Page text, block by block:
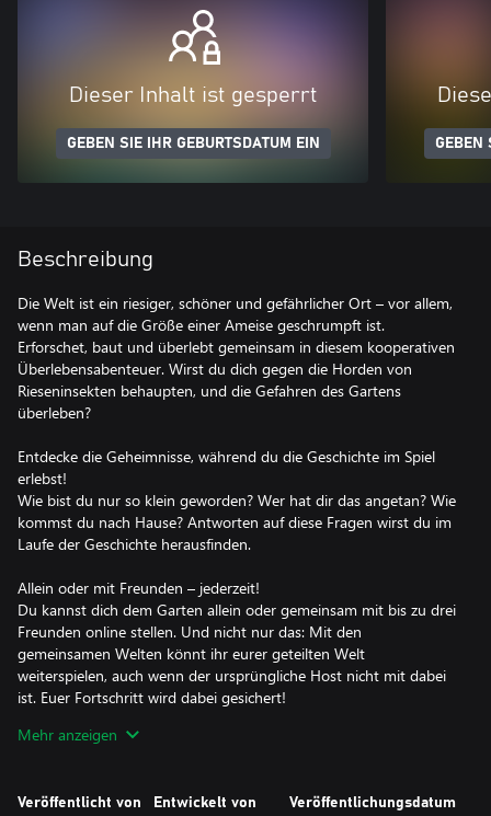
Dieser Inhalt ist gesperrt
GEBEN SIE IHR GEBURTSDATUM EIN GEBEN
Beschreibung
Die Welt ist ein riesiger, schöner und gefährlicher Ort – vor allem,
wenn man auf die Größe einer Ameise geschrumpft ist.
Erforschet, baut und überlebt gemeinsam in diesem kooperativen
Überlebensabenteuer. Wirst du dich gegen die Horden von
Rieseninsekten behaupten, und die Gefahren des Gartens
überleben?
Entdecke die Geheimnisse, während du die Geschichte im Spiel
erlebst!
Wie bist du nur so klein geworden? Wer hat dir das angetan? Wie
kommst du nach Hause? Antworten auf diese Fragen wirst du im
Laufe der Geschichte herausfinden.
Allein oder mit Freunden – jederzeit!
Du kannst dich dem Garten allein oder gemeinsam mit bis zu drei
Freunden online stellen. Und nicht nur das: Mit den
gemeinsamen Welten könnt ihr eurer geteilten Welt
weiterspielen, auch wenn der ursprüngliche Host nicht mit dabei
ist. Euer Fortschritt wird dabei gesichert!
(Online-Multiplayer auf Konsolen erfordert Xbox Game Pass
Nirgendwo ist man sicher – nicht einmal in der eigenen Basis.
Mehr anzeigen
Veröffentlicht von Entwickelt von Veröffentlichungsdatum